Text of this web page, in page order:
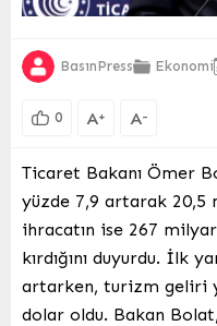
BasınPress Ekonomi
0 A+ A-
Ticaret Bakanı Ömer
yüzde 7,9 artarak 20,5
ihracatın ise 267
kırdığını duyurdu. İlk
artarken, turizm geliri
dolar oldu. Bakan